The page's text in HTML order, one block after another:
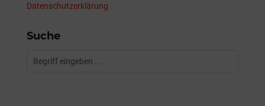
Datenschutzerklärung
Suche